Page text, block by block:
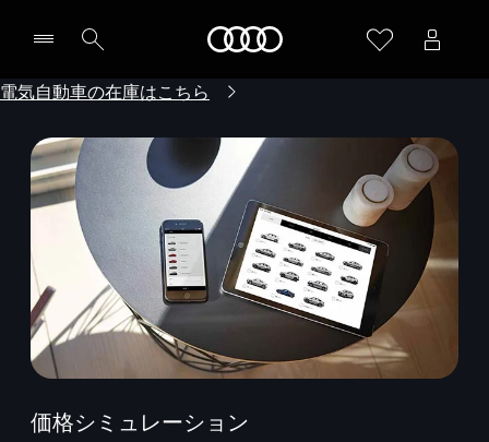
電気自動車の在庫はこちら
価格シミュレーション